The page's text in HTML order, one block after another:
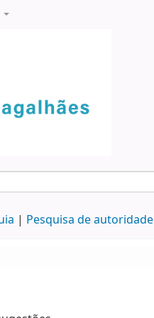
Pesquisa de autoridade